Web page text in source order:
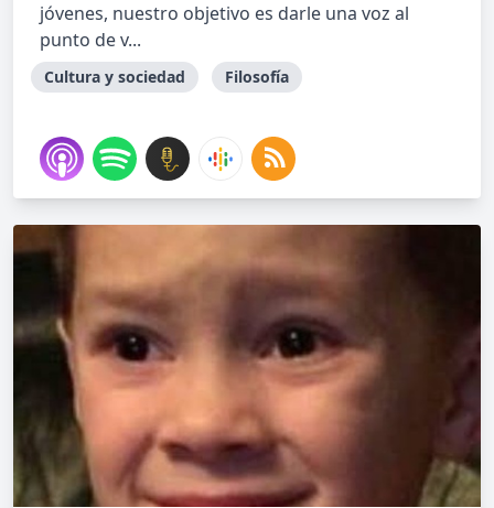
jóvenes, nuestro objetivo es darle una voz al
punto de v...
Cultura y sociedad Filosofía